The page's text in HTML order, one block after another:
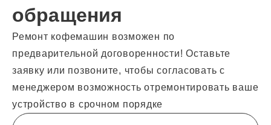
обращения
Ремонт кофемашин возможен по
предварительной договоренности! Оставьте
заявку или позвоните, чтобы согласовать с
менеджером возможность отремонтировать ваше
устройство в срочном порядке